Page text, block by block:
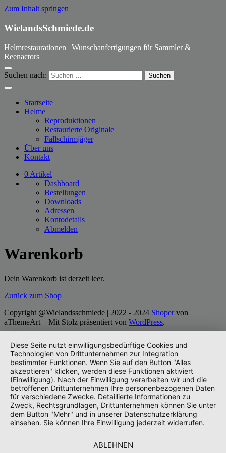
Zum Inhalt springen
WielandsSchmiede.de
Helmrestaurationen | Wunschanfertigungen für Sammler &
Reenactors
Suchen nach:
Startseite
Helme
Reproduktionen
Restaurierte Originale
Fallschirmjäger
Über uns
Kontakt
0 Artikel
Dashboard
Bestellungen
Downloads
Adressen
Kontodetails
Abmelden
Warenkorb
Dein Warenkorb ist derzeit leer.
Zurück zum Shop
Copyright @Wielandsschmiede | 2022 - 2024 Shoper von
aThemeArt – Mit Stolz präsentiert von WordPress.
Diese Seite nutzt einwilligungsbedürftige Cookies und
Technologien von Drittunternehmen zur Integration
bestimmter Funktionen. Wenn Sie auf den Button "Alles
akzeptieren" klicken, werden diese Funktionen aktiviert
(Einwilligung). Nach der Einwilligung verarbeiten wir und die
betroffenen Drittunternehmen Ihre personenbezogenen Daten
für verschiedene Zwecke. Detaillierte Informationen zu
Zweck, Rechtsgrundlagen, Drittunternehmen können Sie unter
dem Button "Mehr" und in unserer Datenschutzerklärung
einsehen. Sie können Ihre Einwilligung jederzeit widerrufen.
ABLEHNEN